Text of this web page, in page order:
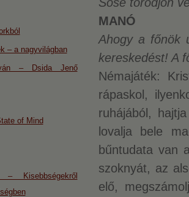
MANÓ
Ahogy a főnök
kereskedést! A
Némajáték:
rápaskol,
ruhájából,
lovalja bele
bűntudata van
szoknyát, az
elő,
– a nagyvilágban
– Dsida Jenő
of Mind
Kisebbségekről